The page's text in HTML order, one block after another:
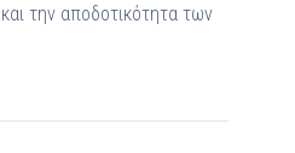
την αποδοτικότητα των